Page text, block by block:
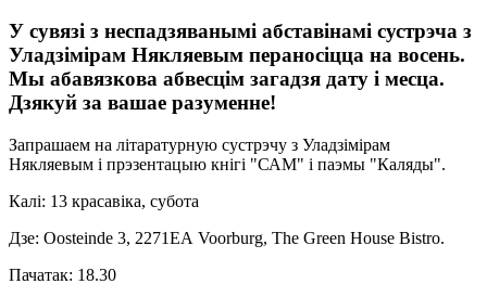
У сувязі з неспадзяванымі абставінамі сустрэча з
Уладзімірам Някляевым пераносіцца на восень.
Мы абавязкова абвесцім загадзя дату і месца.
Дзякуй за вашае разуменне!
Запрашаем на літаратурную сустрэчу з Уладзімірам
Някляевым і прэзентацыю кнігі "САМ" і паэмы "Каляды".
Калі: 13 красавіка, субота
Дзе: Oosteinde 3, 2271ЕА Voorburg, The Green House Bistro.
Пачатак: 18.30